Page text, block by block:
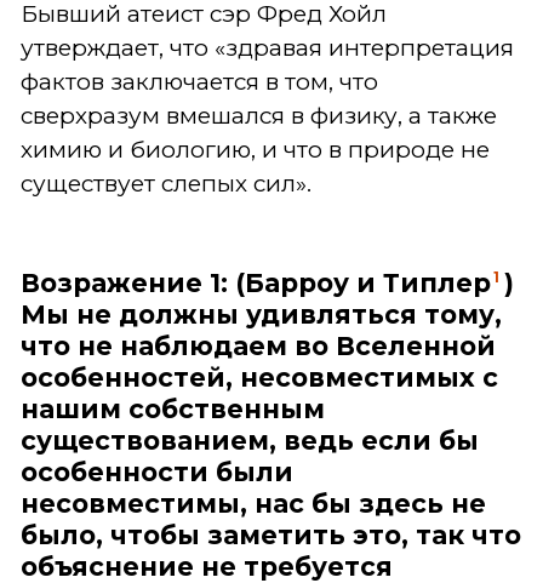
Бывший атеист сэр Фред Хойл
утверждает, что «здравая интерпретация
фактов заключается в том, что
сверхразум вмешался в физику, а также
химию и биологию, и что в природе не
существует слепых сил».
Возражение 1: (Барроу и Типлер1 )
Мы не должны удивляться тому,
что не наблюдаем во Вселенной
особенностей, несовместимых с
нашим собственным
существованием, ведь если бы
особенности были
несовместимы, нас бы здесь не
было, чтобы заметить это, так что
объяснение не требуется